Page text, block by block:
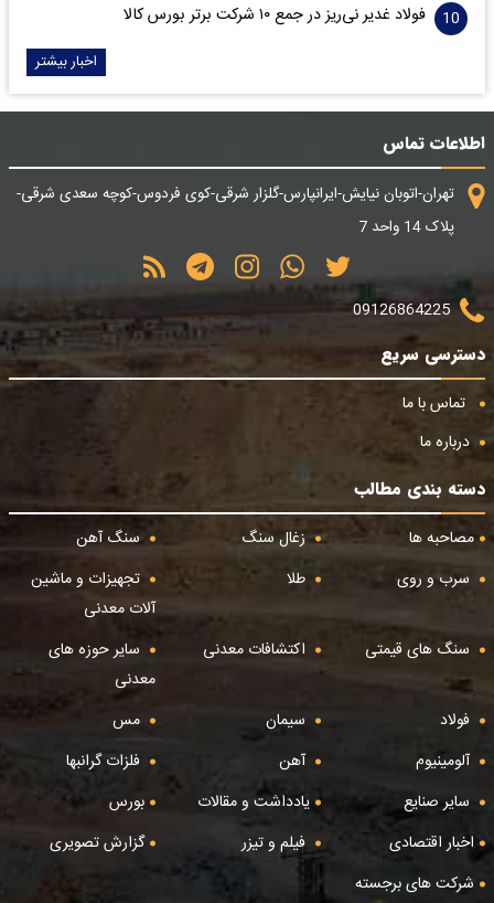
فولاد غدیر نی‌ریز در جمع ۱۰ شرکت برتر بورس کالا
اخبار بیشتر
اطلاعات تماس
تهران-اتوبان نیایش-ایرانپارس-گلزار شرقی-کوی فردوس-کوچه سعدی شرقی-
پلاک 14 واحد 7
09126864225
دسترسی سریع
تماس با ما
درباره ما
دسته بندی مطالب
مصاحبه ها
زغال سنگ
سنگ آهن
سرب و روی
طلا
تجهیزات و ماشین
آلات معدنی
سنگ های قیمتی
اکتشافات معدنی
سایر حوزه های
معدنی
فولاد
سیمان
مس
آلومینیوم
آهن
فلزات گرانبها
سایر صنایع
یادداشت و مقالات
بورس
اخبار اقتصادی
فیلم و تیزر
گزارش تصویری
شرکت های برجسته